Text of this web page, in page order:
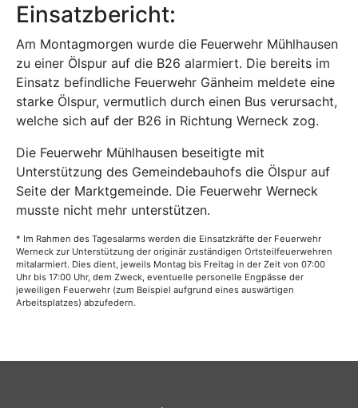
Einsatzbericht:
Am Montagmorgen wurde die Feuerwehr Mühlhausen
zu einer Ölspur auf die B26 alarmiert. Die bereits im
Einsatz befindliche Feuerwehr Gänheim meldete eine
starke Ölspur, vermutlich durch einen Bus verursacht,
welche sich auf der B26 in Richtung Werneck zog.
Die Feuerwehr Mühlhausen beseitigte mit
Unterstützung des Gemeindebauhofs die Ölspur auf
Seite der Marktgemeinde. Die Feuerwehr Werneck
musste nicht mehr unterstützen.
* Im Rahmen des Tagesalarms werden die Einsatzkräfte der Feuerwehr
Werneck zur Unterstützung der originär zuständigen Ortsteilfeuerwehren
mitalarmiert. Dies dient, jeweils Montag bis Freitag in der Zeit von 07:00
Uhr bis 17:00 Uhr, dem Zweck, eventuelle personelle Engpässe der
jeweiligen Feuerwehr (zum Beispiel aufgrund eines auswärtigen
Arbeitsplatzes) abzufedern.